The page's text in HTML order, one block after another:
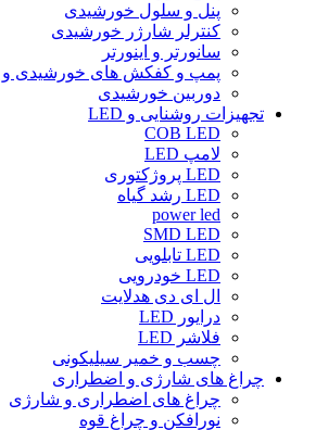
پنل و سلول خورشیدی
کنترلر شارژر خورشیدی
سانورتر و اینورتر
پمپ و کفکش های خورشیدی و DC
دوربین خورشیدی
تجهیزات روشنایی و LED
COB LED
لامپ LED
LED پروژکتوری
LED رشد گیاه
power led
SMD LED
LED تابلویی
LED خودرویی
ال ای دی هدلایت
درایور LED
فلاشر LED
چسب و خمیر سیلیکونی
چراغ های شارژی و اضطراری
چراغ های اضطراری و شارژی
نورافکن و چراغ قوه